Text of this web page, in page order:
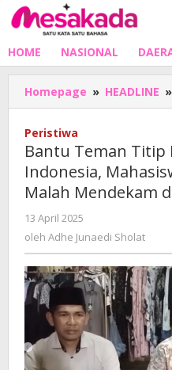
Lewati
ke
HOME NASIONAL
Homepage » HEADLINE »
Peristiwa
Bantu Teman Titip
Indonesia,
Malah Mendekam
13 April 2025
Adhe
oleh Adhe Junaedi Sholat